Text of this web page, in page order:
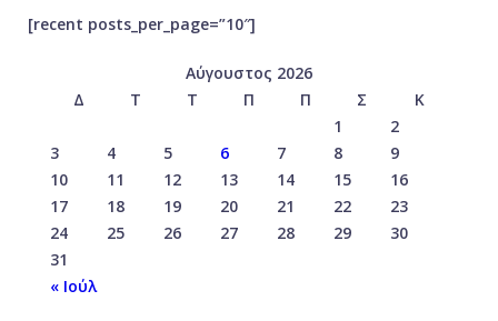
[recent posts_per_page=”10″]
Αύγουστος 2026
Δ
Τ Τ Π Π Σ
Κ
1
2
3
4 5 6 7 8
9
10
11 12 13 14 15
16
17
18 19 20 21 22
23
24
25 26 27 28 29
30
31
« Ιούλ